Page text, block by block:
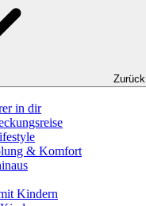
Zurück
in dir
& Komfort
Kindern